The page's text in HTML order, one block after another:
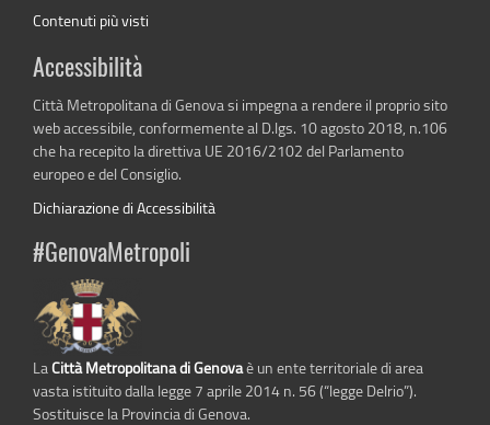
Contenuti più visti
Accessibilità
Città Metropolitana di Genova si impegna a rendere il proprio sito
web accessibile, conformemente al D.lgs. 10 agosto 2018, n.106
che ha recepito la direttiva UE 2016/2102 del Parlamento
europeo e del Consiglio.
Dichiarazione di Accessibilità
#GenovaMetropoli
La Città Metropolitana di Genovaè un ente territoriale di area
vasta istituito dalla legge 7 aprile 2014 n. 56 (“legge Delrio”).
Sostituisce la Provincia di Genova.